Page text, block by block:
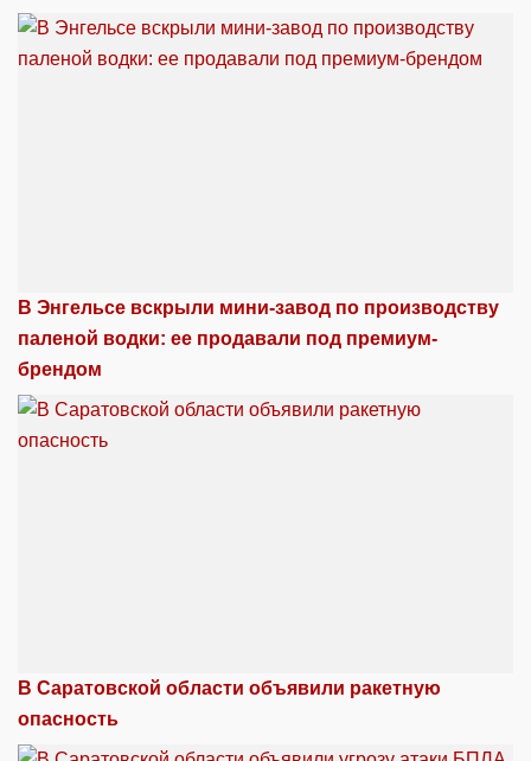
В Энгельсе вскрыли мини-завод по производству
паленой водки: ее продавали под премиум-
брендом
В Саратовской области объявили ракетную
опасность